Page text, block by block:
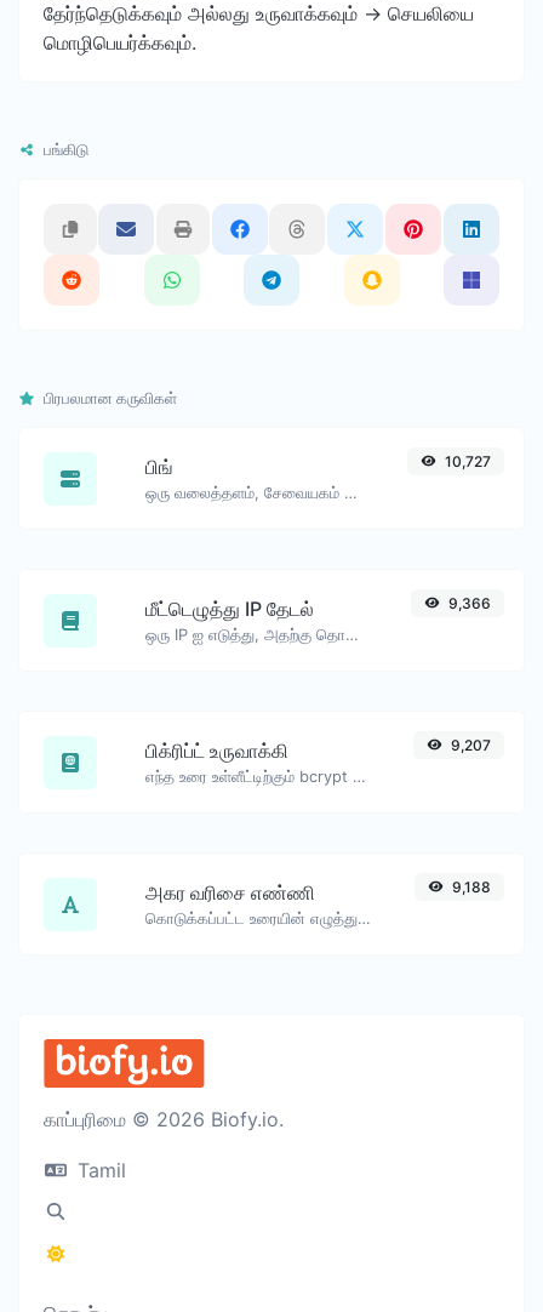
தேர்ந்தெடுக்கவும் அல்லது உருவாக்கவும் -> செயலியை
மொழிபெயர்க்கவும்.
பங்கிடு
பிரபலமான கருவிகள்
பிங்
ஒரு வலைத்தளம், சேவையகம் அல்லது போர்ட்டை பிங் செய்யவும்.
10,727
மீட்டெழுத்து IP தேடல்
ஒரு IP ஐ எடுத்து, அதற்கு தொடர்புடைய டொமைன்/ஹோஸ்டை தேடுங்கள்.
9,366
பிக்ரிப்ட் உருவாக்கி
எந்த உரை உள்ளீட்டிற்கும் bcrypt கடவுச்சொல் ஹாஷ் உருவாக்கவும்.
9,207
அகர வரிசை எண்ணி
கொடுக்கப்பட்ட உரையின் எழுத்துகள் மற்றும் வார்த்தைகள் எண்ணிக்கையை கணக்கிடுங்கள்.
9,188
காப்புரிமை © 2026 Biofy.io.
Tamil